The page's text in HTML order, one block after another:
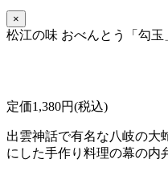
×
松江の味 おべんとう「勾玉
定価1,380円(税込)
出雲神話で有名な八岐の大
にした手作り料理の幕の内